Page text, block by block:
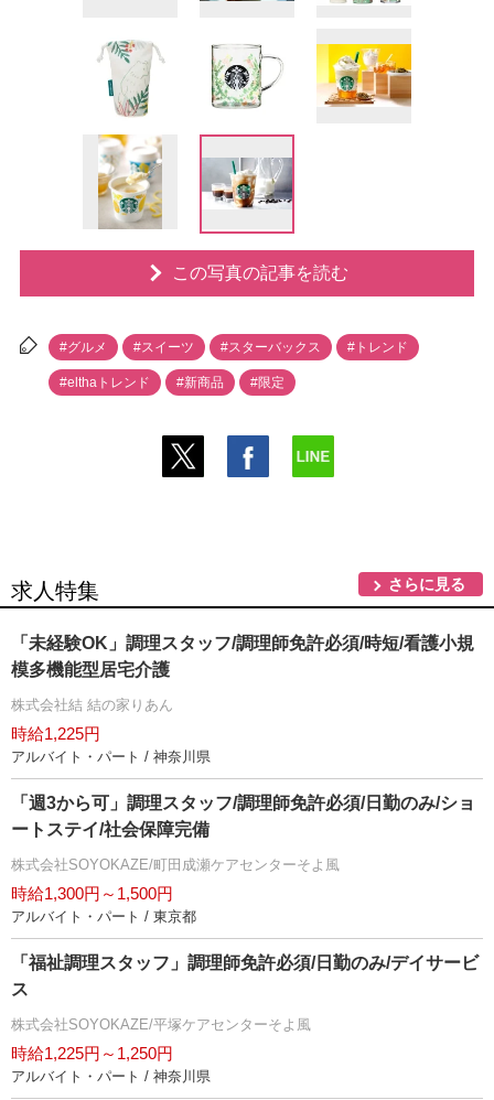
この写真の記事を読む
#グルメ #スイーツ #スターバックス #トレンド
#elthaトレンド #新商品 #限定
求人特集 さらに見る
「未経験OK」調理スタッフ/調理師免許必須/時短/看護小規
模多機能型居宅介護
株式会社結 結の家りあん
時給1,225円
アルバイト・パート / 神奈川県
「週3から可」調理スタッフ/調理師免許必須/日勤のみ/ショ
ートステイ/社会保障完備
株式会社SOYOKAZE/町田成瀬ケアセンターそよ風
時給1,300円～1,500円
アルバイト・パート / 東京都
「福祉調理スタッフ」調理師免許必須/日勤のみ/デイサービ
ス
株式会社SOYOKAZE/平塚ケアセンターそよ風
時給1,225円～1,250円
アルバイト・パート / 神奈川県